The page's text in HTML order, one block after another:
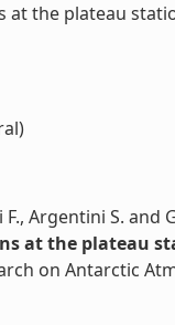
the plateau
Argentini S. and
at the plateau
on Antarctic